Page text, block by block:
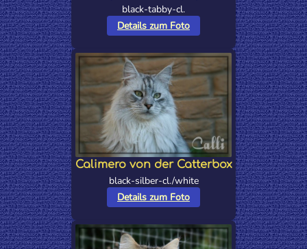
black-tabby-cl.
Details zum Foto
Calimero von der Catterbox
black-silber-cl./white
Details zum Foto